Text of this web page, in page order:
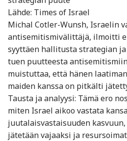
Lähde: Times of Israel
Michal Cotler-Wunsh, Israelin
antisemitismivälittäjä, ilmoitti
syyttäen hallitusta strategian
tuen puutteesta
muistuttaa, että hänen
maiden kanssa on pitkälti
Tausta ja analyysi: Tämä ero
miten Israel aikoo vastata
juutalaisvastaisuuden
jätetään vajaaksi ja